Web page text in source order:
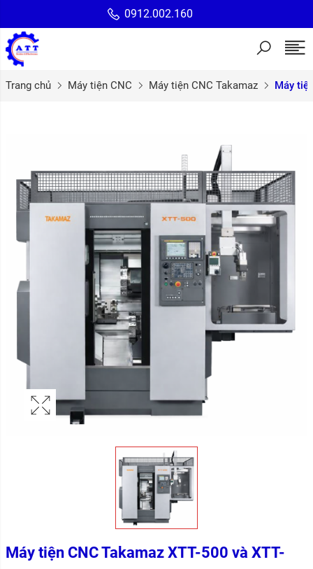
0912.002.160
Trang chủ Máy tiện CNC Máy tiện CNC Takamaz Máy
Máy tiện CNC Takamaz XTT-500 và XTT-